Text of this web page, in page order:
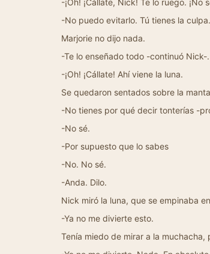
-¡Oh! ¡Cállate, Nick! Te lo ruego. ¡No
-No puedo evitarlo. Tú tienes la
Marjorie no dijo nada.
-Te lo enseñado todo -continuó
-¡Oh! ¡Cállate! Ahí viene la luna.
Se quedaron sentados sobre la
-No tienes por qué decir tonterías -
-No sé.
-Por supuesto que lo sabes
-No. No sé.
-Anda. Dilo.
Nick miró la luna, que se empinaba
-Ya no me divierte esto.
Tenía miedo de mirar a la